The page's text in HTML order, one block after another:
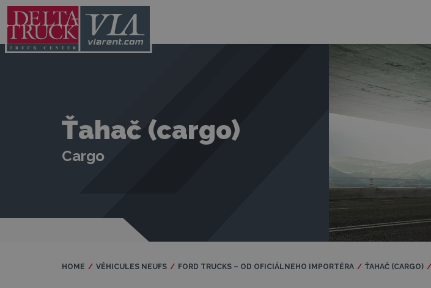
Ťahač (cargo)
Cargo
HOME VÉHICULES NEUFS FORD TRUCKS – OD OFICIÁLNEHO IMPORTÉRA ŤAHAČ (CARGO)